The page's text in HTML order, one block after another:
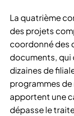
La quatrième
des projets
coordonné des
documents, qui
dizaines de
programmes de
apportent une
dépasse le